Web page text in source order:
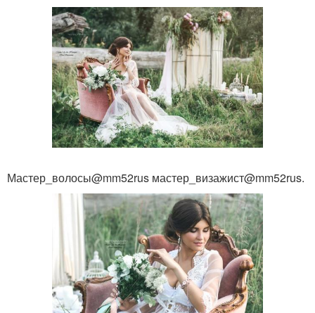
Мастер_волосы@mm52rus мастер_визажист@mm52rus.